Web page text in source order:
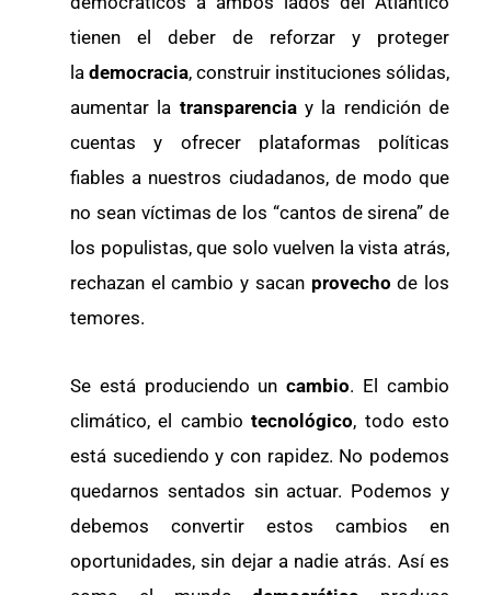
tienen el deber de reforzar y proteger
la democracia, construir instituciones sólidas,
aumentar la transparenciay la rendición de
cuentas y ofrecer plataformas políticas
fiables a nuestros ciudadanos, de modo que
no sean víctimas de los “cantos de sirena” de
los populistas, que solo vuelven la vista atrás,
rechazan el cambio y sacan provechode los
temores.
Se está produciendo uncambio. El cambio
climático, el cambiotecnológico, todo esto
está sucediendo y con rapidez. No podemos
quedarnos sentados sin actuar. Podemos y
debemos convertir estos cambios en
oportunidades, sin dejar a nadie atrás. Así es